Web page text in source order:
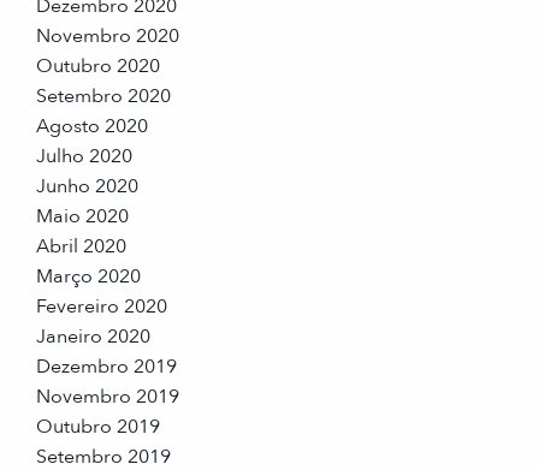
Dezembro 2020
Novembro 2020
Outubro 2020
Setembro 2020
Agosto 2020
Julho 2020
Junho 2020
Maio 2020
Abril 2020
Março 2020
Fevereiro 2020
Janeiro 2020
Dezembro 2019
Novembro 2019
Outubro 2019
Setembro 2019